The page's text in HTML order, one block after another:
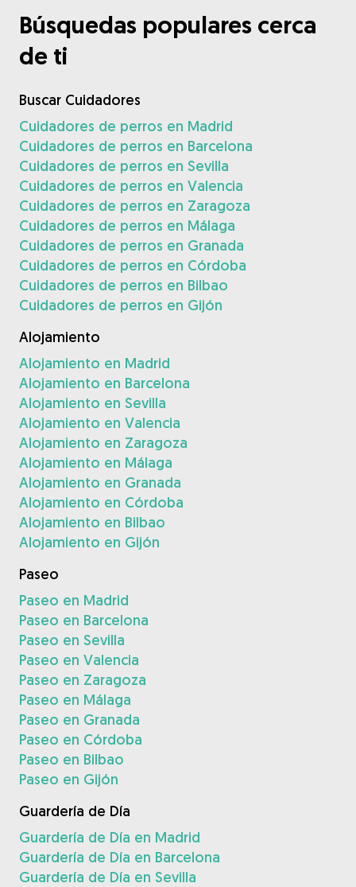
Búsquedas populares cerca
de ti
Buscar Cuidadores
Cuidadores de perros en Madrid
Cuidadores de perros en Barcelona
Cuidadores de perros en Sevilla
Cuidadores de perros en Valencia
Cuidadores de perros en Zaragoza
Cuidadores de perros en Málaga
Cuidadores de perros en Granada
Cuidadores de perros en Córdoba
Cuidadores de perros en Bilbao
Cuidadores de perros en Gijón
Alojamiento
Alojamiento en Madrid
Alojamiento en Barcelona
Alojamiento en Sevilla
Alojamiento en Valencia
Alojamiento en Zaragoza
Alojamiento en Málaga
Alojamiento en Granada
Alojamiento en Córdoba
Alojamiento en Bilbao
Alojamiento en Gijón
Paseo
Paseo en Madrid
Paseo en Barcelona
Paseo en Sevilla
Paseo en Valencia
Paseo en Zaragoza
Paseo en Málaga
Paseo en Granada
Paseo en Córdoba
Paseo en Bilbao
Paseo en Gijón
Guardería de Día
Guardería de Día en Madrid
Guardería de Día en Barcelona
Guardería de Día en Sevilla